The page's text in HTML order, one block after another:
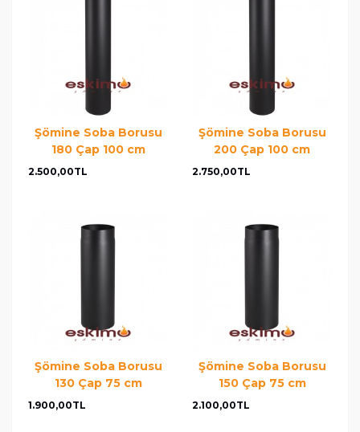
Şömine Soba Borusu
180 Çap 100 cm
2.500,00TL
Şömine Soba Borusu
200 Çap 100 cm
2.750,00TL
Şömine Soba Borusu
130 Çap 75 cm
1.900,00TL
Şömine Soba Borusu
150 Çap 75 cm
2.100,00TL